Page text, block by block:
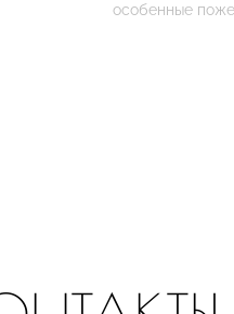
особенные